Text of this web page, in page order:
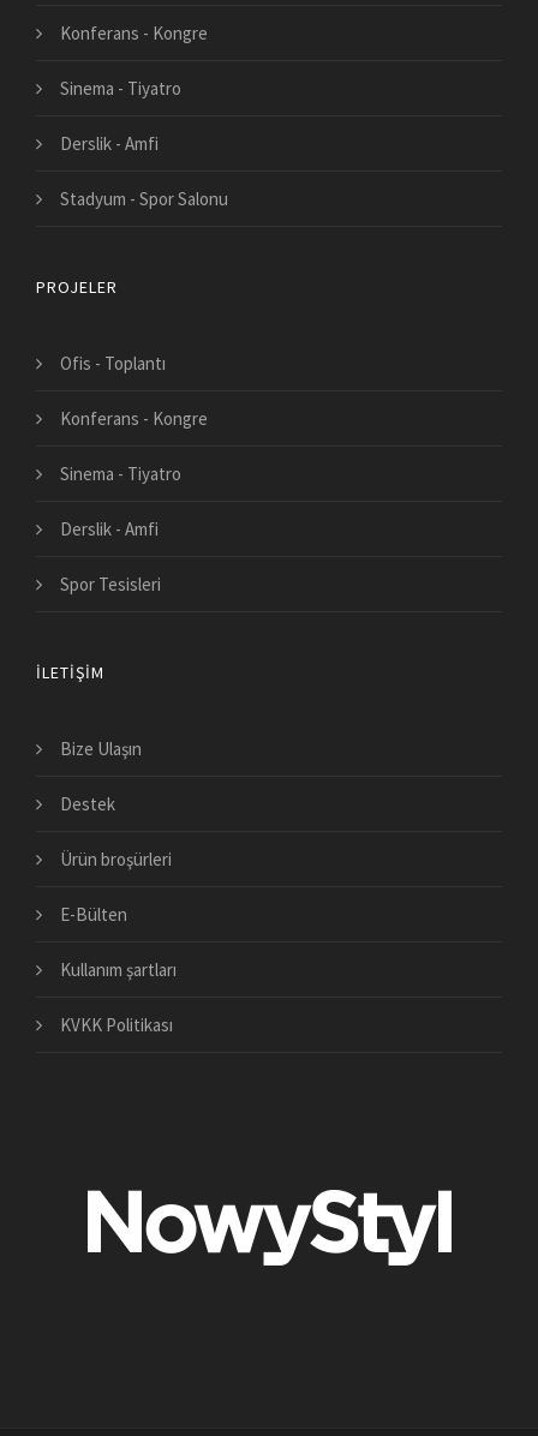
Konferans - Kongre
Sinema - Tiyatro
Derslik - Amfi
Stadyum - Spor Salonu
PROJELER
Ofis - Toplantı
Konferans - Kongre
Sinema - Tiyatro
Derslik - Amfi
Spor Tesisleri
İLETIŞIM
Bize Ulaşın
Destek
Ürün broşürleri
E-Bülten
Kullanım şartları
KVKK Politikası